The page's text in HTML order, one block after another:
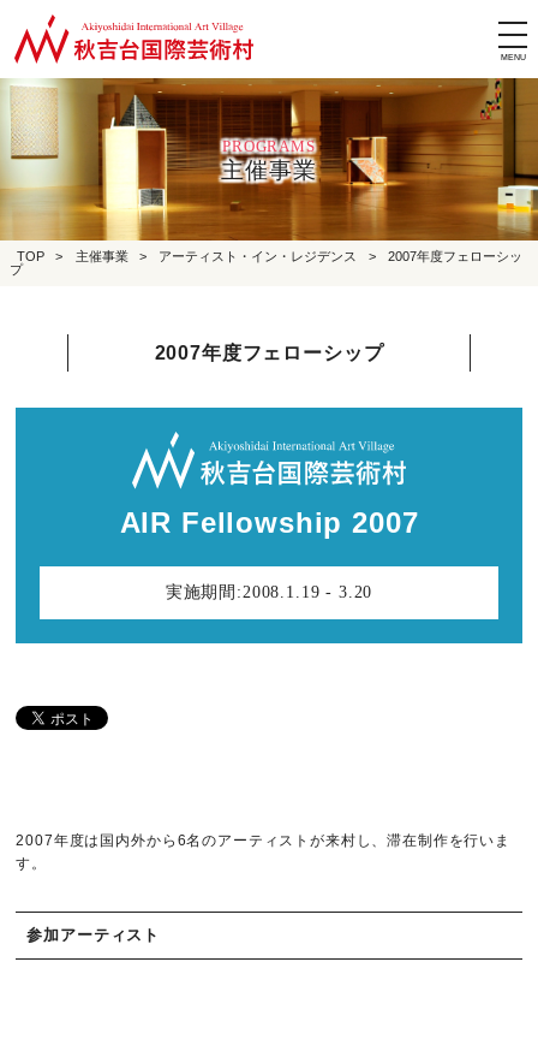
PROGRAMS
主催事業
TOP > 主催事業 > アーティスト・イン・レジデンス >
2007年度フェローシッ
プ
2007年度フェローシップ
AIR Fellowship 2007
実施期間: 2008.1.19 - 3.20
2007年度は国内外から6名のアーティストが来村し、滞在制作を行いま
す。
参加アーティスト